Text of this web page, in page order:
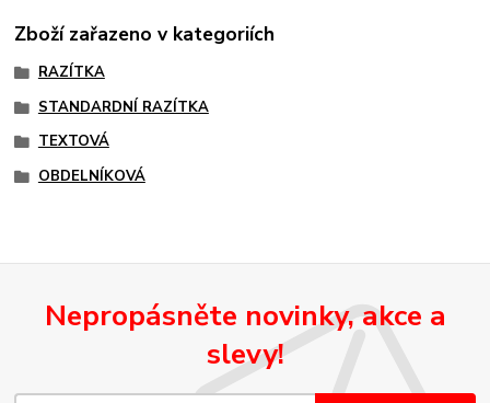
Zboží zařazeno v kategoriích
RAZÍTKA
STANDARDNÍ RAZÍTKA
TEXTOVÁ
OBDELNÍKOVÁ
Nepropásněte novinky, akce a
slevy!